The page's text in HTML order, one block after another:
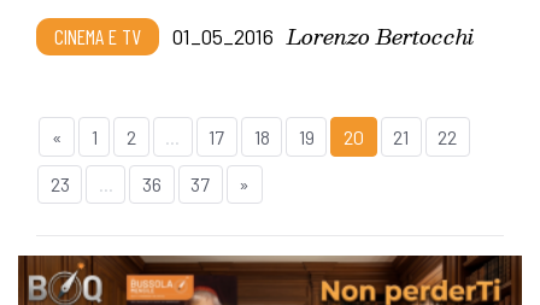
CINEMA E TV 01_05_2016 Lorenzo Bertocchi
« 1 2 17 18 19 20 21 22
23 ... 36 37 »